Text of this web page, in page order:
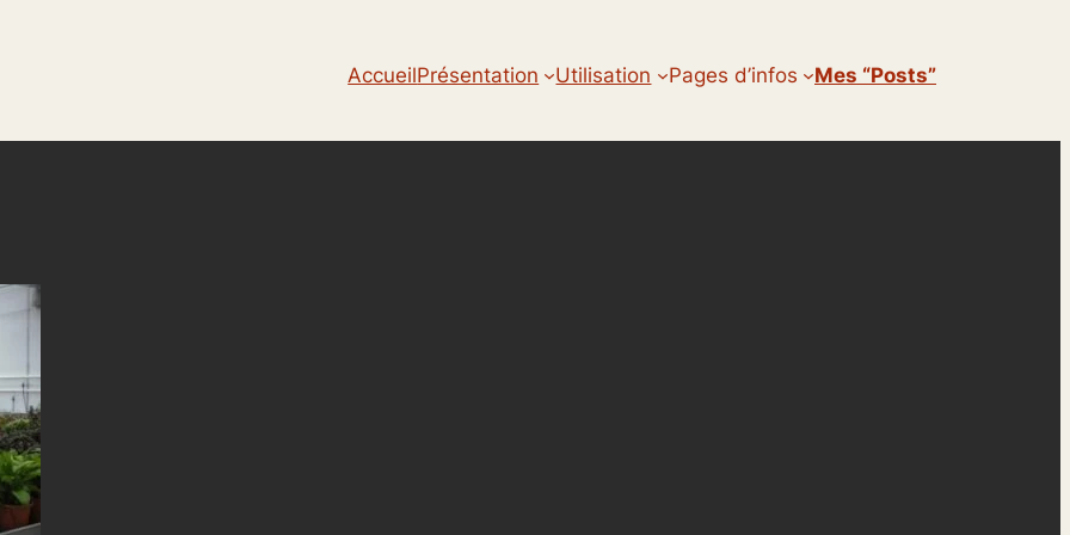
AccueilPrésentation Utilisation Pages d’infos Mes “posts”